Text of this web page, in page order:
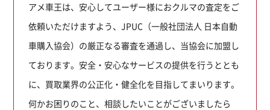
アメ車王は、安心してユーザー様におクルマの査定をご
依頼いただけますよう、JPUC（一般社団法人 日本自動
車購入協会）の厳正なる審査を通過し、当協会に加盟し
ております。安全・安心なサービスの提供を行うととも
に、買取業界の公正化・健全化を目指してまいります。
何かお困りのこと、相談したいことがございましたら